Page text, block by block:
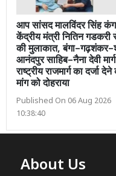
आप सांसद मालविंदर सिंह
केंद्रीय मंत्री नितिन गडकरी
की मुलाकात,
आनंदपुर साहिब–नैना देवी
राष्ट्रीय राजमार्ग का दर्जा देने
मांग को दोहराया
Published On 06 Aug 2026
10:38:40
About Us